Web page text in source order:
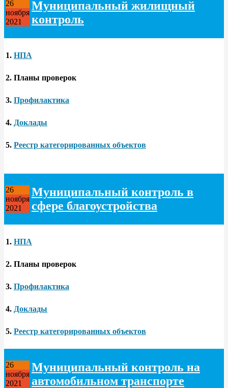
26
ноября
2021
Муниципальный жилищный
контроль
1. НПА
2. Планы проверок
3. Профилактика
4. Доклады
5. Реестр категорированных объектов
26
ноября
2021
Муниципальный контроль в
сфере благоустройства
1. НПА
2. Планы проверок
3. Профилактика
4. Доклады
5. Реестр категорированных объектов
26
ноября
2021
Муниципальный контроль на
автомобильном транспорте